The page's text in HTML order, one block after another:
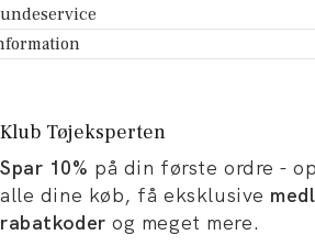
- Hjælpecenter
dit køb
Tøjeksperten
og artikler
og karriere
Klub Tøjeksperten
Spar 10% på din første ordre -
alle dine køb, få eksklusive
rabatkoder og meget mere.